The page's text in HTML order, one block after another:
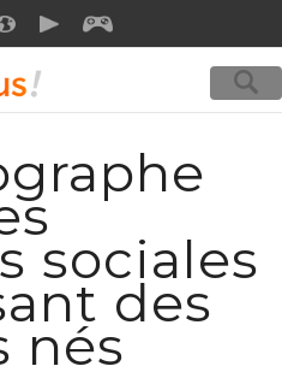
SOOCURIOUSSOOMOTION
sociales
des
nés